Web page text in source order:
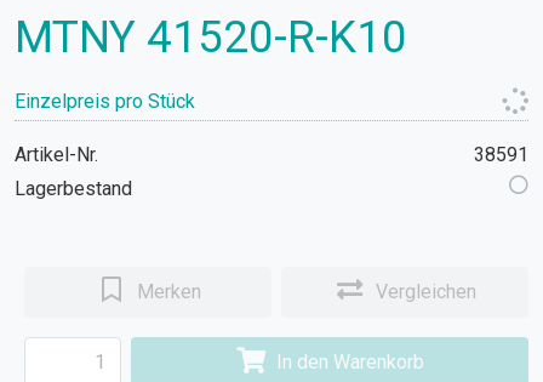
MTNY 41520-R-K10
Einzelpreis pro Stück
Artikel-Nr.
38591
Lagerbestand
Merken Vergleichen
In den Warenkorb